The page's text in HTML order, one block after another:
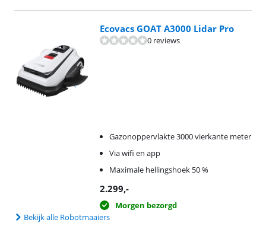
Ecovacs GOAT A3000 Lidar Pro
0 reviews
Gazonoppervlakte 3000 vierkante meter
Via wifi en app
Maximale hellingshoek 50 %
2.299,-
Morgen bezorgd
Bekijk alle Robotmaaiers